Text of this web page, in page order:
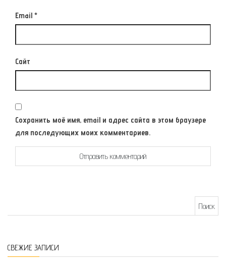
Email *
Сайт
Сохранить моё имя, email и адрес сайта в этом браузере
для последующих моих комментариев.
СВЕЖИЕ ЗАПИСИ